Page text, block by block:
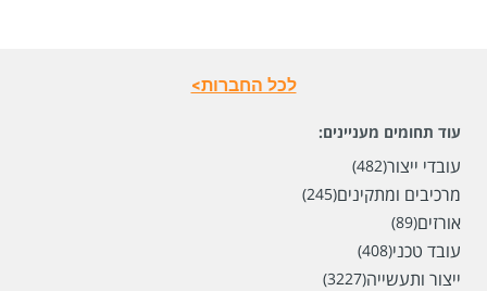
לכל החברות>
עוד תחומים מעניינים:
עובדי ייצור(482)
מרכיבים ומתקינים(245)
אורזים(89)
עובד טכני(408)
ייצור ותעשייה(3227)